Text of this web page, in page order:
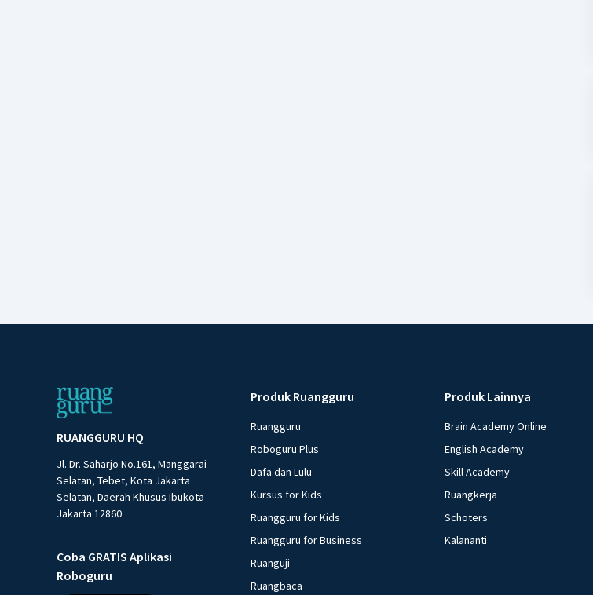
RUANGGURU HQ
Jl. Dr. Saharjo No.161, Manggarai
Selatan, Tebet, Kota Jakarta
Selatan, Daerah Khusus Ibukota
Jakarta 12860
Coba GRATIS Aplikasi
Roboguru
Produk Ruangguru
Ruangguru
Roboguru Plus
Dafa dan Lulu
Kursus for Kids
Ruangguru for Kids
Ruangguru for Business
Ruanguji
Ruangbaca
Produk Lainnya
Brain Academy Online
English Academy
Skill Academy
Ruangkerja
Schoters
Kalananti